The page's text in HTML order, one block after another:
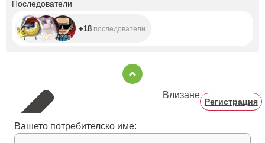
Последователи
+18 последователи
Влизане
Регистрация
Вашето потребителско име: